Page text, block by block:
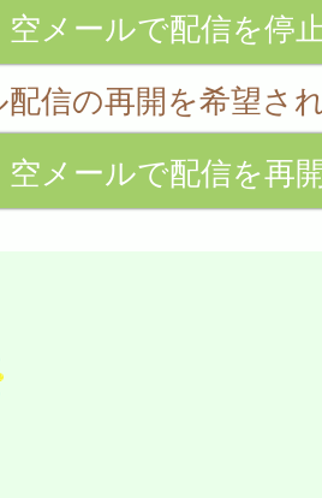
空メールで配信を停
配信の再開を希望さ
空メールで配信を再